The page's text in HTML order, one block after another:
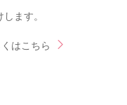
ます。
はこちら